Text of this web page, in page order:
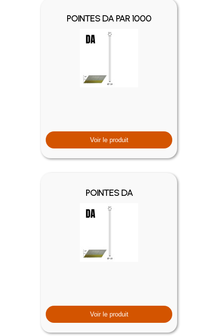
POINTES DA PAR 1000
Voir le produit
POINTES DA
Voir le produit